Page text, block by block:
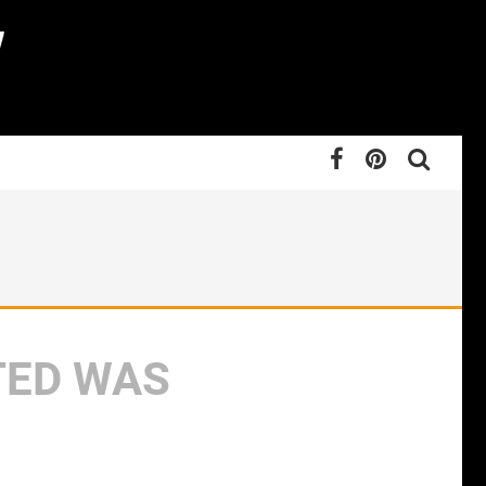
WAS